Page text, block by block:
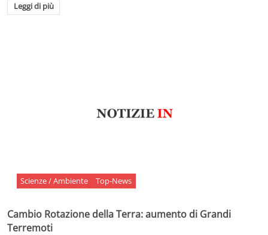
Leggi di più
Scienze / Ambiente Top-News
Cambio Rotazione della Terra: aumento di Grandi
Terremoti